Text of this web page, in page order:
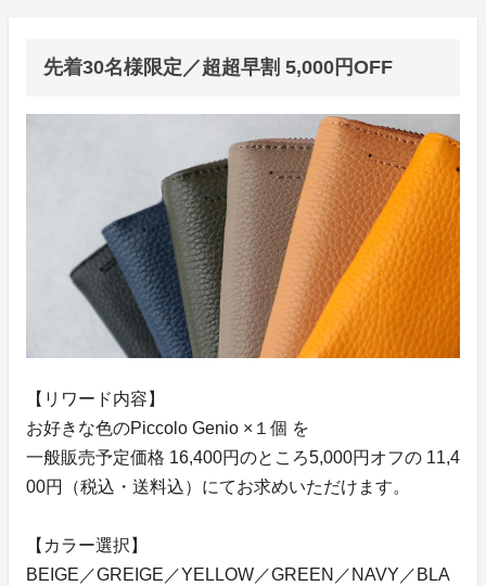
先着30名様限定／超超早割 5,000円OFF
【リワード内容】
お好きな色のPiccolo Genio ×１個 を
一般販売予定価格 16,400円のところ5,000円オフの 11,4
00円（税込・送料込）にてお求めいただけます。
【カラー選択】
BEIGE／GREIGE／YELLOW／GREEN／NAVY／BLA